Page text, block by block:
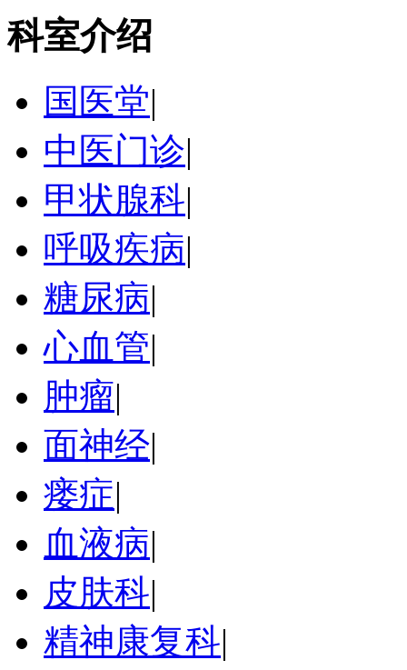
科室介绍
国医堂|
中医门诊|
甲状腺科|
呼吸疾病|
糖尿病|
心血管|
肿瘤|
面神经|
瘘症|
血液病|
皮肤科|
精神康复科|